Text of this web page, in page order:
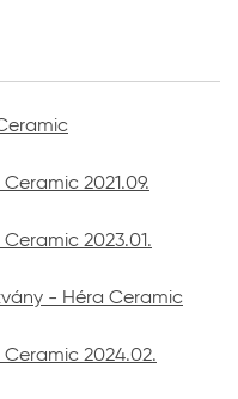
2021.09.
2023.01.
- Héra Ceramic
2024.02.